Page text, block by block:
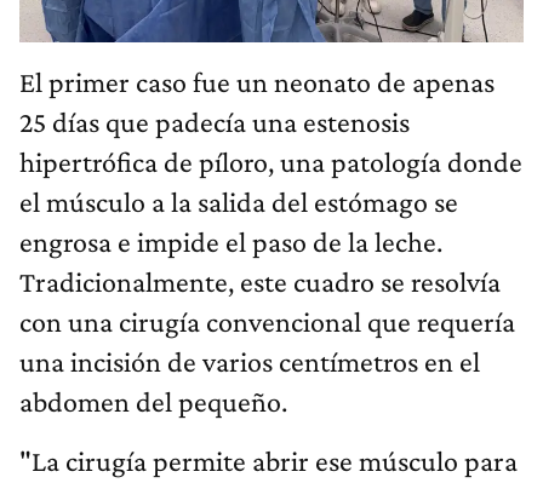
El primer caso fue un neonato de apenas
25 días que padecía una estenosis
hipertrófica de píloro, una patología donde
el músculo a la salida del estómago se
engrosa e impide el paso de la leche.
Tradicionalmente, este cuadro se resolvía
con una cirugía convencional que requería
una incisión de varios centímetros en el
abdomen del pequeño.
"La cirugía permite abrir ese músculo para